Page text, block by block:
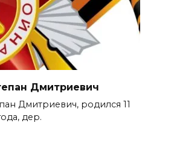
Дмитриевич
Дмитриевич, родился 11
дер.